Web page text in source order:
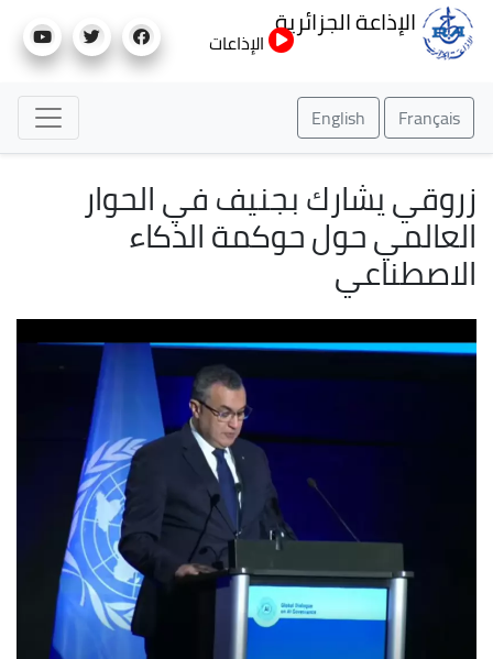
إلى
الإذاعة الجزائرية
الإذاعات
Français
English
زروقي يشارك بجنيف في الحوار
العالمي حول حوكمة الذكاء
الاصطناعي